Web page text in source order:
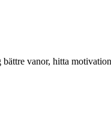
vanor, hitta